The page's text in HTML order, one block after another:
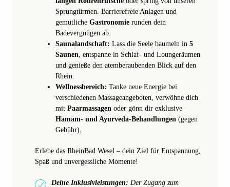
Sprungtürmen. Barrierefreie Anlagen und
gemütliche Gastronomie runden dein
Badevergnügen ab.
Saunalandschaft: Lass die Seele baumeln in 5
Saunen, entspanne in Schlaf- und Loungeräumen
und genieße den atemberaubenden Blick auf den
Rhein.
Wellnessbereich: Tanke neue Energie bei
verschiedenen Massageangeboten, verwöhne dich
mit Paarmassagen oder gönn dir exklusive
Hamam- und Ayurveda-Behandlungen (gegen
Gebühr).
Erlebe das RheinBad Wesel – dein Ziel für Entspannung,
Spaß und unvergessliche Momente!
Deine Inklusivleistungen: Der Zugang zum